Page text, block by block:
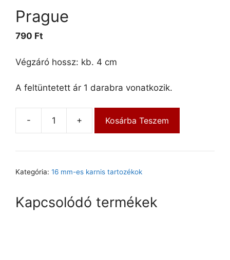
Prague
790 Ft
Végzáró hossz: kb. 4 cm
A feltüntetett ár 1 darabra vonatkozik.
- + Kosárba Teszem
Kategória: 16 mm-es karnis tartozékok
Kapcsolódó termékek